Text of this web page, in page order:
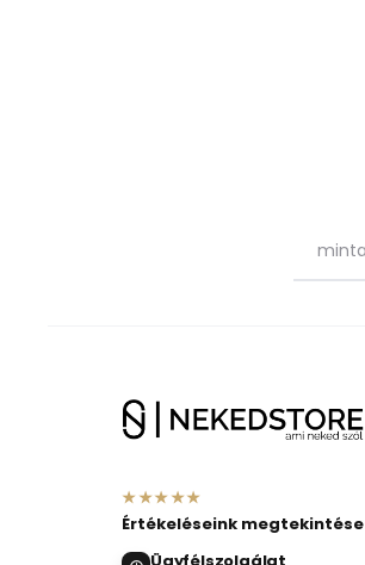
★★★★★
Értékeléseink megtekintése